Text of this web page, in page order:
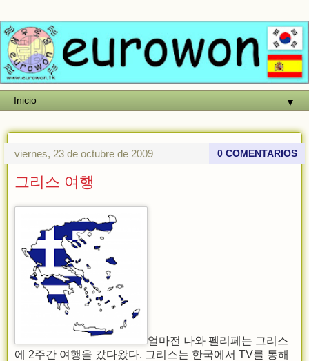
▼
viernes, 23 de octubre de 2009 0 COMENTARIOS
그리스 여행
얼마전 나와 펠리페는 그리스
에 2주간 여행을 갔다왔다. 그리스는 한국에서 TV를 통해